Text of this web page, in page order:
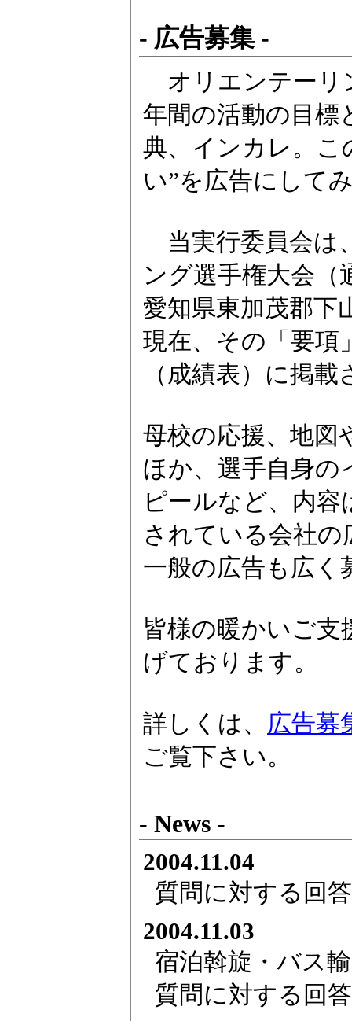
- 広告募集 -
オリエンテーリ
年間の活動の目標
典、インカレ。こ
い”を広告にして
当実行委員会は
ング選手権大会（
愛知県東加茂郡下
現在、その「要項
（成績表）に掲
母校の応援、地図
ほか、選手自身の
ピールなど、内
されている会社
一般の広告も広く
皆様の暖かいご支
げております。
詳しくは、 広告募
ご覧下さい。
- News -
2004.11.04
質問に対する回
2004.11.03
宿泊斡旋・バス
質問に対する回